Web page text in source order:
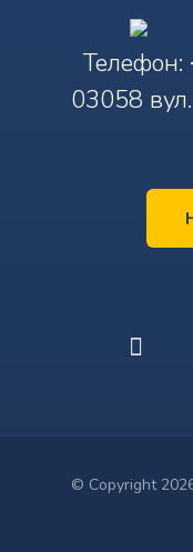
Телефон:
03058
© Copyright